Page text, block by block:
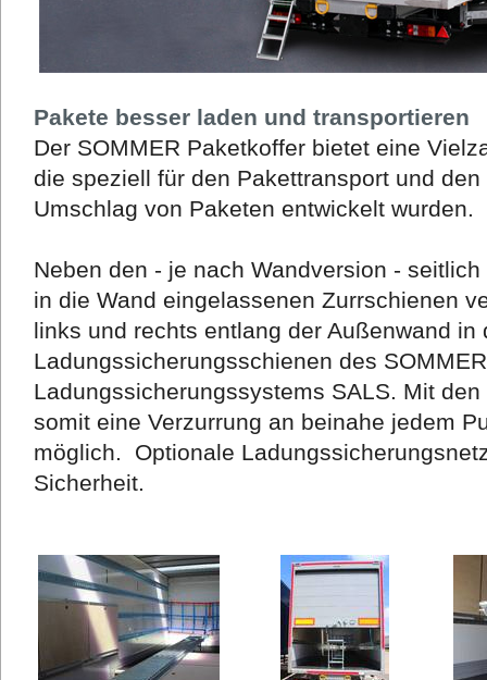
Pakete besser laden und transportieren
Der SOMMER Paketkoffer bietet eine
die speziell für den Pakettransport und
Umschlag von Paketen entwickelt wurden.
Neben den - je nach Wandversion -
in die Wand eingelassenen Zurrschienen
links und rechts entlang der Außenwand
Ladungssicherungsschienen des
Ladungssicherungssystems SALS. Mit
somit eine Verzurrung an beinahe jedem
möglich. Optionale
Sicherheit.